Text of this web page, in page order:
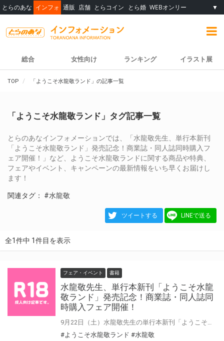
とらのあな インフォ 通販 店舗 とらコイン とら婚 WEBオンリー ▼
総合 女性向け ランキング イラスト展
TOP 「ようこそ水龍敬ランド」の記事一覧
「ようこそ水龍敬ランド」タグ記事一覧
とらのあなインフォメーションでは、「水龍敬先生、単行本新刊
「ようこそ水龍敬ランド」発売記念！商業誌・同人誌同時購入フ
ェア開催！」など、ようこそ水龍敬ランドに関する商品や特典、
フェアやイベント、キャンペーンの最新情報をいち早くお届けし
ます！
関連タグ： #水龍敬
ツイートする LINEで送る
全1件中 1件目を表示
フェア・イベント 書籍
水龍敬先生、単行本新刊「ようこそ水龍
敬ランド」発売記念！商業誌・同人誌同
時購入フェア開催！
#ようこそ水龍敬ランド #水龍敬